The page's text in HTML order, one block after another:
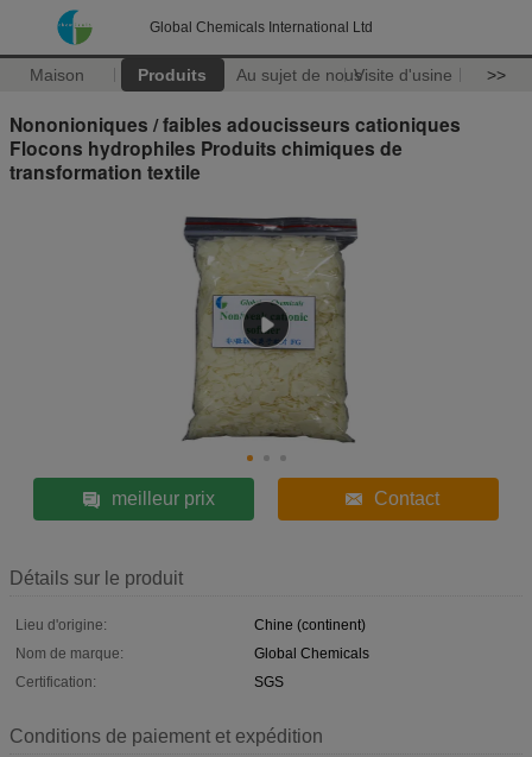
Global Chemicals International Ltd
Maison Produits Au sujet de nousVisite d'usine >>
Nononioniques / faibles adoucisseurs cationiques
Flocons hydrophiles Produits chimiques de
transformation textile
meilleur prix Contact
Détails sur le produit
Lieu d'origine:
Chine (continent)
Nom de marque:
Global Chemicals
Certification:
SGS
Conditions de paiement et expédition